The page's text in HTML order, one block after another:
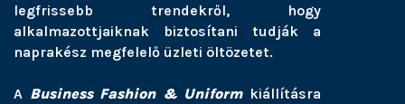
legfrissebb trendekről, hogy
alkalmazottjaiknak biztosítani tudják a
naprakész megfelelő üzleti öltözetet.
A Business Fashion & Uniformkiállításra